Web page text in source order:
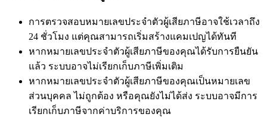
การตรวจสอบหมายเลขประจำตัวผู้เสียภาษีอาจใช้เวลาถึง
24 ชั่วโมง แต่คุณสามารถเริ่มสร้างแคมเปญได้ทันที
หากหมายเลขประจำตัวผู้เสียภาษีของคุณได้รับการยืนยัน
แล้ว ระบบอาจไม่เรียกเก็บภาษีเพิ่มเติม
หากหมายเลขประจำตัวผู้เสียภาษีของคุณเป็นหมายเลข
ส่วนบุคคล ไม่ถูกต้อง หรือคุณยังไม่ได้ส่ง ระบบอาจมีการ
เรียกเก็บภาษีจากค่าบริการของคุณ